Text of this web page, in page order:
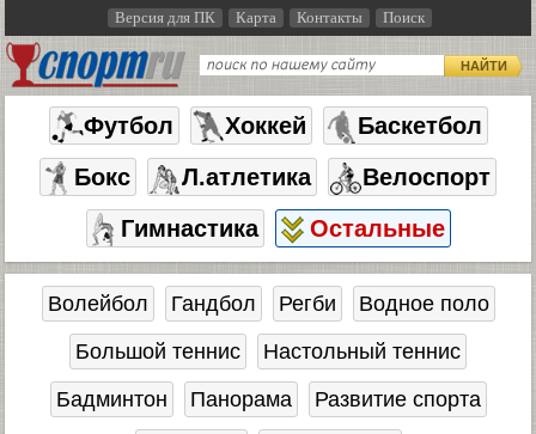
Версия для ПК Карта Контакты Поиск
НАЙТИ
Футбол Хоккей
Баскетбол
Бокс
Л.атлетика
Велоспорт
Гимнастика
Остальные
Волейбол Гандбол Регби
Водное поло
Большой теннис
Настольный теннис
Бадминтон
Панорама
Развитие спорта